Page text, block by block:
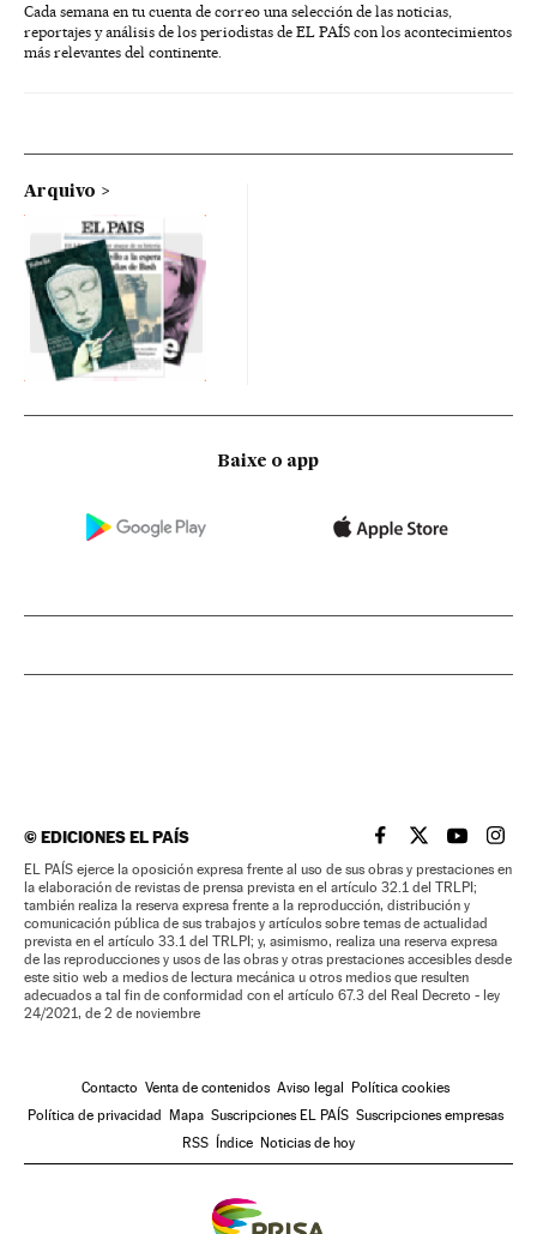
Cada semana en tu cuenta de correo una selección de las noticias,
reportajes y análisis de los periodistas de EL PAÍS con los acontecimientos
más relevantes del continente.
Arquivo
Baixe o app
©EDICIONES EL PAÍS EL PAÍS BRASIL EN
EL PAÍSEL PAÍS
EL
EL PAÍS ejerce la oposición expresa frente al uso de sus obras y prestaciones en
la elaboración de revistas de prensa prevista en el artículo 32.1 del TRLPI;
también realiza la reserva expresa frente a la reproducción, distribución y
comunicación pública de sus trabajos y artículos sobre temas de actualidad
prevista en el artículo 33.1 del TRLPI; y, asimismo, realiza una reserva expresa
de las reproducciones y usos de las obras y otras prestaciones accesibles desde
este sitio web a medios de lectura mecánica u otros medios que resulten
adecuados a tal fin de conformidad con el artículo 67.3 del Real Decreto - ley
24/2021, de 2 de noviembre
Contacto Venta de contenidos Aviso legal
Política cookies
Política de privacidad
Mapa Suscripciones EL PAÍS Suscripciones empresas
RSS
Índice Noticias de hoy